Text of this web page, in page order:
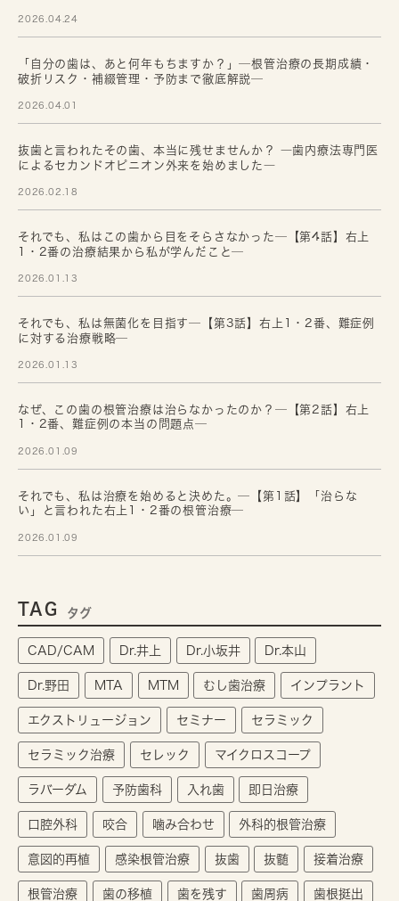
2026.04.24
「自分の歯は、あと何年もちますか？」─根管治療の長期成績・
破折リスク・補綴管理・予防まで徹底解説─
2026.04.01
抜歯と言われたその歯、本当に残せませんか？ ―歯内療法専門医
によるセカンドオピニオン外来を始めました―
2026.02.18
それでも、私はこの歯から目をそらさなかった─【第4話】右上
1・2番の治療結果から私が学んだこと─
2026.01.13
それでも、私は無菌化を目指す─【第3話】右上1・2番、難症例
に対する治療戦略─
2026.01.13
なぜ、この歯の根管治療は治らなかったのか？─【第2話】右上
1・2番、難症例の本当の問題点─
2026.01.09
それでも、私は治療を始めると決めた。─【第1話】「治らな
い」と言われた右上1・2番の根管治療─
2026.01.09
TAG タグ
CAD/CAM Dr.井上 Dr.小坂井 Dr.本山
Dr.野田 MTA MTM むし歯治療 インプラント
エクストリュージョン セミナー セラミック
セラミック治療 セレック マイクロスコープ
ラバーダム 予防歯科 入れ歯 即日治療
口腔外科 咬合 噛み合わせ 外科的根管治療
意図的再植 感染根管治療 抜歯 抜髄 接着治療
根管治療 歯の移植 歯を残す 歯周病 歯根挺出